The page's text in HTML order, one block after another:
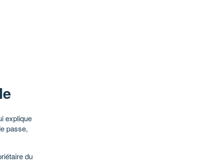
explique
passe,
du